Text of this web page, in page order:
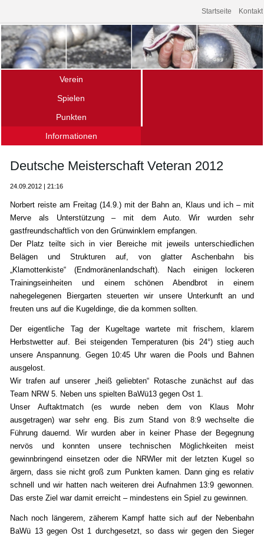
Startseite Kontakt
Verein
Über uns – die Fakten
Mitgliedschaft
Spielen
Spielen im Verein
Punkten
Ligamannschaften
Hochschulsport
Informationen
Deutsche Meisterschaft Veteran 2012
24.09.2012 | 21:16
Norbert reiste am Freitag (14.9.) mit der Bahn an, Klaus und ich – mit
Merve als Unterstützung – mit dem Auto. Wir wurden sehr
gastfreundschaftlich von den Grünwinklern empfangen.
Der Platz teilte sich in vier Bereiche mit jeweils unterschiedlichen
Belägen und Strukturen auf, von glatter Aschenbahn bis
„Klamottenkiste“ (Endmoränenlandschaft). Nach einigen lockeren
Trainingseinheiten und einem schönen Abendbrot in einem
nahegelegenen Biergarten steuerten wir unsere Unterkunft an und
freuten uns auf die Kugeldinge, die da kommen sollten.
Der eigentliche Tag der Kugeltage wartete mit frischem, klarem
Herbstwetter auf. Bei steigenden Temperaturen (bis 24°) stieg auch
unsere Anspannung. Gegen 10:45 Uhr waren die Pools und Bahnen
ausgelost.
Wir trafen auf unserer „heiß geliebten“ Rotasche zunächst auf das
Team NRW 5. Neben uns spielten BaWü13 gegen Ost 1.
Unser Auftaktmatch (es wurde neben dem von Klaus Mohr
ausgetragen) war sehr eng. Bis zum Stand von 8:9 wechselte die
Führung dauernd. Wir wurden aber in keiner Phase der Begegnung
nervös und konnten unsere technischen Möglichkeiten meist
gewinnbringend einsetzen oder die NRWler mit der letzten Kugel so
ärgern, dass sie nicht groß zum Punkten kamen. Dann ging es relativ
schnell und wir hatten nach weiteren drei Aufnahmen 13:9 gewonnen.
Das erste Ziel war damit erreicht – mindestens ein Spiel zu gewinnen.
Nach noch längerem, zäherem Kampf hatte sich auf der Nebenbahn
BaWü 13 gegen Ost 1 durchgesetzt, so dass wir gegen den Sieger